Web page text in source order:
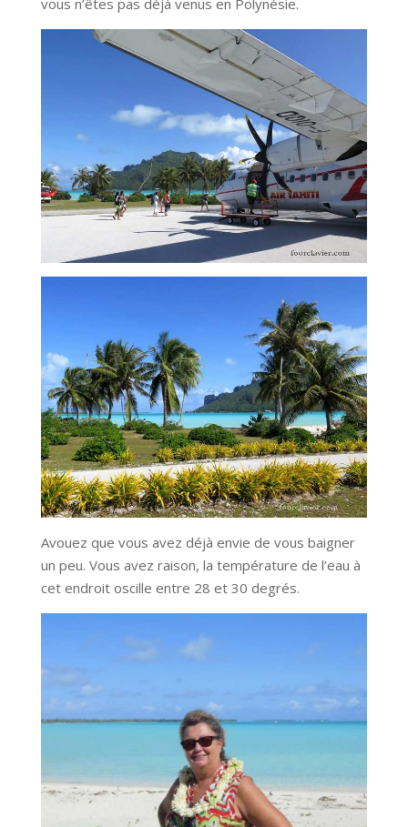
Avouez que vous avez déjà envie de vous baigner
un peu. Vous avez raison, la température de l’eau à
cet endroit oscille entre 28 et 30 degrés.